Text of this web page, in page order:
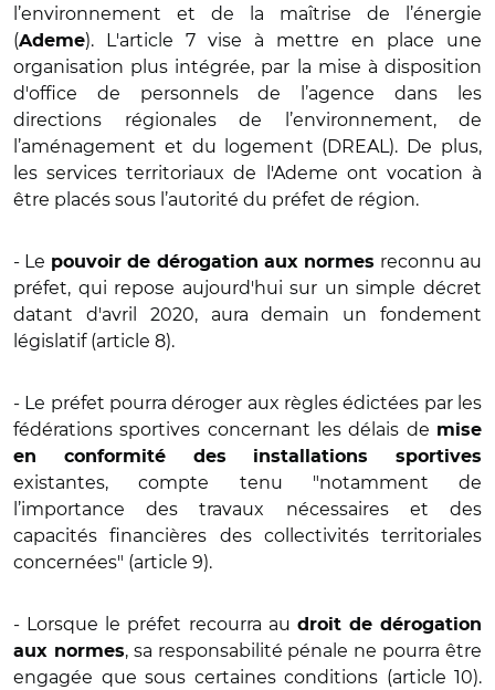
l’environnement et de la maîtrise de l’énergie
(Ademe). L'article 7 vise à mettre en place une
organisation plus intégrée, par la mise à disposition
d'office de personnels de l’agence dans les
directions régionales de l’environnement, de
l’aménagement et du logement (DREAL). De plus,
les services territoriaux de l'Ademe ont vocation à
être placés sous l’autorité du préfet de région.
- Le pouvoir de dérogation aux normes reconnu au
préfet, qui repose aujourd'hui sur un simple décret
datant d'avril 2020, aura demain un fondement
législatif (article 8).
- Le préfet pourra déroger aux règles édictées par les
fédérations sportives concernant les délais de mise
en conformité des installations sportives
existantes, compte tenu "notamment de
l’importance des travaux nécessaires et des
capacités financières des collectivités territoriales
concernées" (article 9).
- Lorsque le préfet recourra au droit de dérogation
aux normes, sa responsabilité pénale ne pourra être
engagée que sous certaines conditions (article 10).